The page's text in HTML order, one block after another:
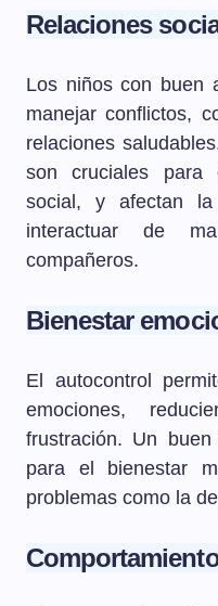
Relaciones
Los niños con buen
manejar conflictos,
relaciones
son cruciales para
social, y afectan
interactuar de
compañeros.
Bienestar
El autocontrol
emociones,
frustración. Un
para el bienestar
problemas como la